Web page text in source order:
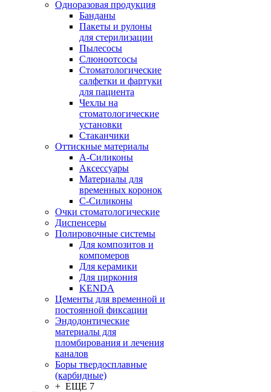
Одноразовая продукция
Банданы
Пакеты и рулоны
для стерилизации
Пылесосы
Слюноотсосы
Стоматологические
салфетки и фартуки
для пациента
Чехлы на
стоматологические
установки
Стаканчики
Оттискные материалы
А-Силиконы
Аксессуары
Материалы для
временных коронок
С-Силиконы
Очки стоматологические
Диспенсеры
Полировочные системы
Для композитов и
компомеров
Для керамики
Для циркония
KENDA
Цементы для временной и
постоянной фиксации
Эндодонтические
материалы для
пломбирования и лечения
каналов
Боры твердосплавные
(карбидные)
+ ЕЩЕ 7